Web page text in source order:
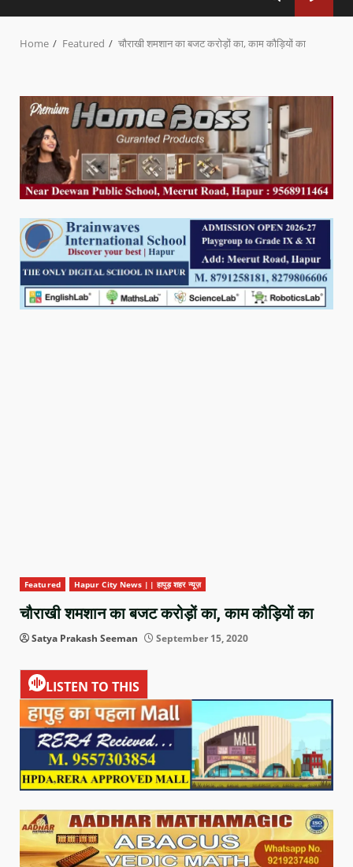
Home Featured चौराखी शमशान का बजट करोड़ों का, काम कौड़ियों का
Featured Hapur City News || हापुड़ शहर न्यूज़
चौराखी शमशान का बजट करोड़ों का, काम कौड़ियों का
Satya Prakash Seeman September 15, 2020
LISTEN TO THIS